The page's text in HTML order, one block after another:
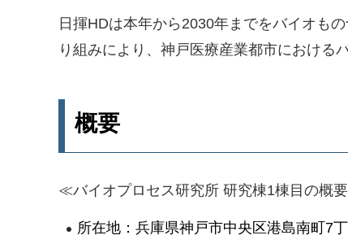
日揮HDは本年から2030年までをバイオも
り組みにより、神戸医療産業都市における
概要
≪バイオプロセス研究所 研究棟1棟目の概
所在地：兵庫県神戸市中央区港島南町7